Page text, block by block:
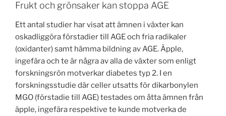
Frukt och grönsaker kan stoppa AGE
Ett antal studier har visat att ämnen i växter kan
oskadliggöra förstadier till AGE och fria radikaler
(oxidanter) samt hämma bildning av AGE. Äpple,
ingefära och te är några av alla de växter som enligt
forskningsrön motverkar diabetes typ 2. I en
forskningsstudie där celler utsatts för dikarbonylen
MGO (förstadie till AGE) testades om åtta ämnen från
äpple, ingefära respektive te kunde motverka de